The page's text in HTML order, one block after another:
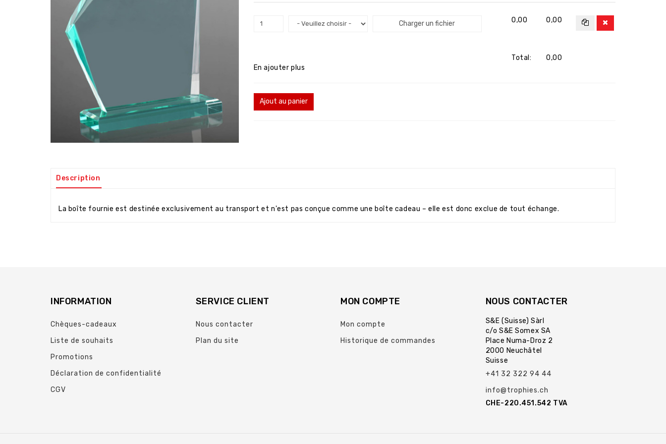
Charger un fichier 0,00 0,00
Total:
0,00
En ajouter plus
Ajout au panier
Description
La boîte fournie est destinée exclusivement au transport et n'est pas conçue comme une boîte cadeau – elle est donc exclue de tout échange.
INFORMATION
Chèques-cadeaux
Liste de souhaits
Promotions
Déclaration de confidentialité
CGV
SERVICE CLIENT
Nous contacter
Plan du site
MON COMPTE
Mon compte
Historique de commandes
NOUS CONTACTER
S&E (Suisse) Sàrl
c/o S&E Somex SA
Place Numa-Droz 2
2000 Neuchâtel
Suisse
+41 32 322 94 44
info@trophies.ch
CHE-220.451.542 TVA